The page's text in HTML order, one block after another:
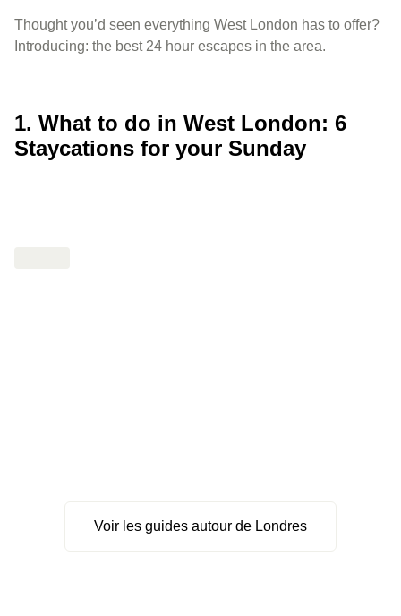
Thought you’d seen everything West London has to offer?
Introducing: the best 24 hour escapes in the area.
1. What to do in West London: 6
Staycations for your Sunday
Voir les guides autour de Londres